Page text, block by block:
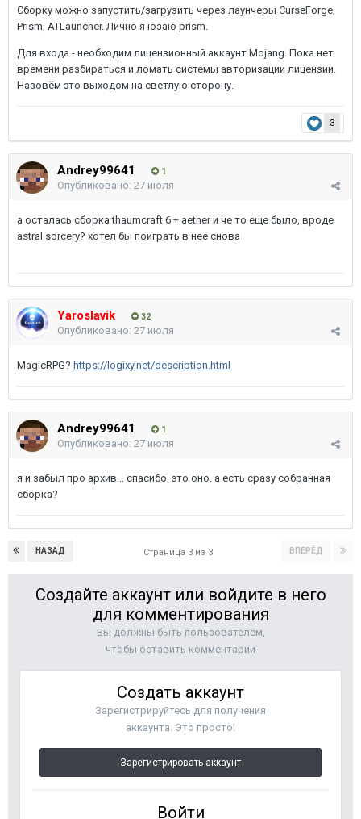
Сборку можно запустить/загрузить через лаунчеры CurseForge,
Prism, ATLauncher. Лично я юзаю prism.
Для входа - необходим лицензионный аккаунт Mojang. Пока нет
времени разбираться и ломать системы авторизации лицензии.
Назовём это выходом на светлую сторону.
3
Andrey99641 1
Опубликовано: 27 июля
а осталась сборка thaumcraft 6 + aether и че то еще было, вроде
astral sorcery? хотел бы поиграть в нее снова
Yaroslavik 32
Опубликовано: 27 июля
MagicRPG? https://logixy.net/description.html
Andrey99641 1
Опубликовано: 27 июля
я и забыл про архив... спасибо, это оно. а есть сразу собранная
сборка?
НАЗАД ВПЕРЁД
Страница 3 из 3
Создайте аккаунт или войдите в него
для комментирования
Вы должны быть пользователем,
чтобы оставить комментарий
Создать аккаунт
Зарегистрируйтесь для получения
аккаунта. Это просто!
Зарегистрировать аккаунт
Войти